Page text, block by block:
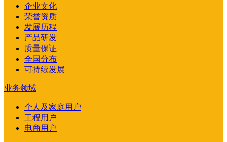
企业文化
荣誉资质
发展历程
产品研发
质量保证
全国分布
可持续发展
业务领域
个人及家庭用户
工程用户
电商用户